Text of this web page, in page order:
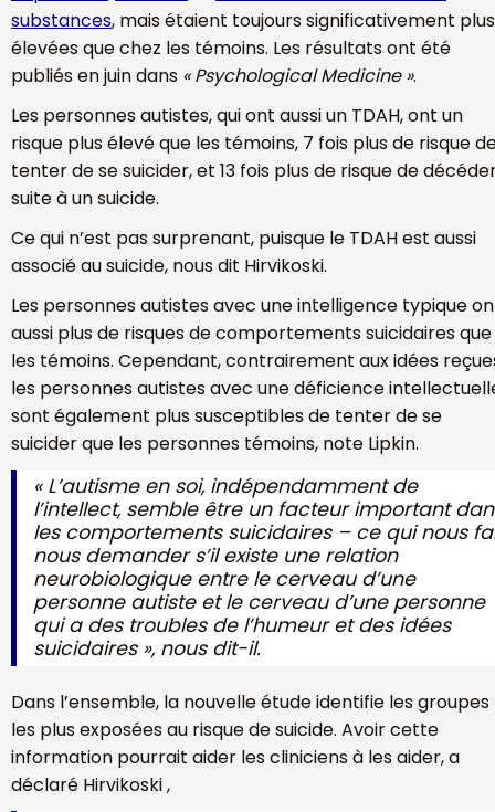
substances, mais étaient toujours significativement plus
élevées que chez les témoins. Les résultats ont été
publiés en juin dans « Psychological Medicine ».
Les personnes autistes, qui ont aussi un TDAH, ont un
risque plus élevé que les témoins, 7 fois plus de risque
tenter de se suicider, et 13 fois plus de risque de
suite à un suicide.
Ce qui n’est pas surprenant, puisque le TDAH est aussi
associé au suicide, nous dit Hirvikoski.
Les personnes autistes avec une intelligence typique
aussi plus de risques de comportements suicidaires que
les témoins. Cependant, contrairement aux idées
les personnes autistes avec une déficience
sont également plus susceptibles de tenter de se
suicider que les personnes témoins, note Lipkin.
« L’autisme en soi, indépendamment de
l’intellect, semble être un facteur important
les comportements suicidaires – ce qui nous
nous demander s’il existe une relation
neurobiologique entre le cerveau d’une
personne autiste et le cerveau d’une personne
qui a des troubles de l’humeur et des idées
suicidaires », nous dit-il.
Dans l’ensemble, la nouvelle étude identifie les groupes
les plus exposées au risque de suicide. Avoir cette
information pourrait aider les cliniciens à les aider, a
déclaré Hirvikoski ,